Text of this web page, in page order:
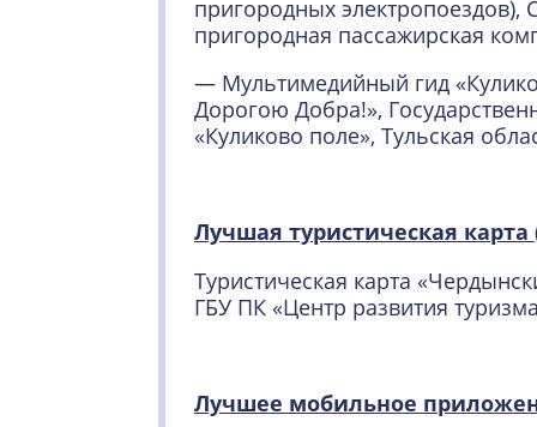
пригородных электропоездов),
пригородная пассажирская
— Мультимедийный гид
Дорогою Добра!»,
«Куликово поле», Тульская
Лучшая туристическая карта
Туристическая карта
ГБУ ПК «Центр развития
Лучшее мобильное